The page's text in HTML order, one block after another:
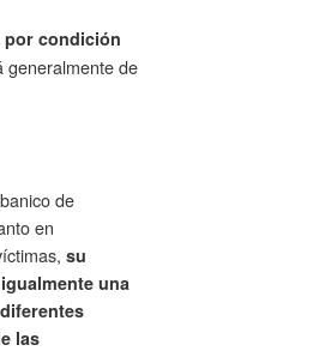
por condición
generalmente de
de
en
su
una
las